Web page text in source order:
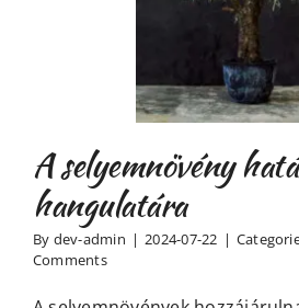
A selyemnövény
hangulatára
By dev-admin | 2024-07-22 |
Comments